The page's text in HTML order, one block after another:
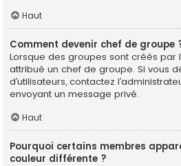
Haut
Comment devenir chef de groupe
Lorsque des groupes sont créés par
attribué un chef de groupe. Si vous
d’utilisateurs, contactez
envoyant un message privé.
Haut
Pourquoi certains membres
couleur différente ?